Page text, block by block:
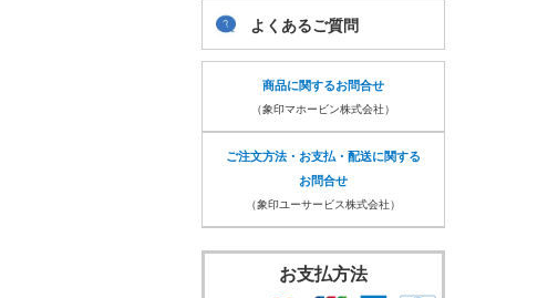
よくあるご質問
商品に関するお問合せ
（象印マホービン株式会社）
ご注文方法・お支払・配送に関する
お問合せ
（象印ユーサービス株式会社）
お支払方法